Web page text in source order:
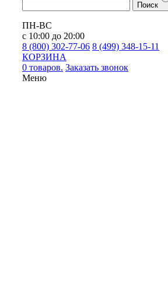
Поиск
ПН-ВС
с 10:00 до 20:00
8 (800) 302-77-06 8 (499) 348-15-11
КОРЗИНА
0 товаров. Заказать звонок
Меню